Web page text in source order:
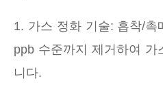
1. 가스 정화 기술: 흡착/촉
ppb 수준까지 제거하여
니다.